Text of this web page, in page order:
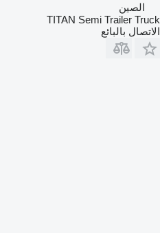
الصين
TITAN Semi Trailer Truck
الاتصال بالبائع